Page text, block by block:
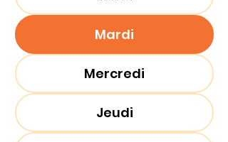
Mardi
Mercredi
Jeudi